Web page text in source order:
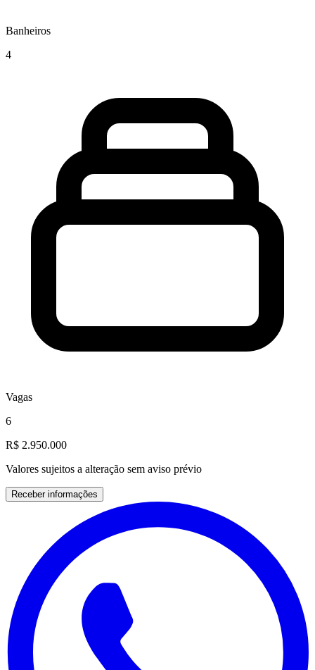
Banheiros
4
Vagas
6
R$ 2.950.000
Valores sujeitos a alteração sem aviso prévio
Receber informações